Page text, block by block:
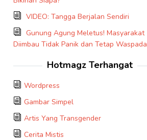
VIDEO: Tangga Berjalan Sendiri
Gunung Agung Meletus! Masyarakat
Diimbau Tidak Panik dan Tetap Waspada
Hotmagz Terhangat
Wordpress
Gambar Simpel
Artis Yang Transgender
Cerita Mistis